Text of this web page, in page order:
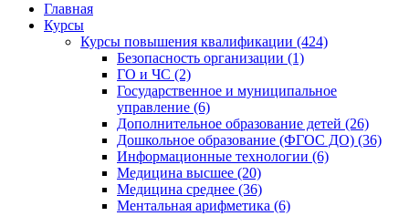
Главная
Курсы
Курсы повышения квалификации (424)
Безопасность организации (1)
ГО и ЧС (2)
Государственное и муниципальное
управление (6)
Дополнительное образование детей (26)
Дошкольное образование (ФГОС ДО) (36)
Информационные технологии (6)
Медицина высшее (20)
Медицина среднее (36)
Ментальная арифметика (6)